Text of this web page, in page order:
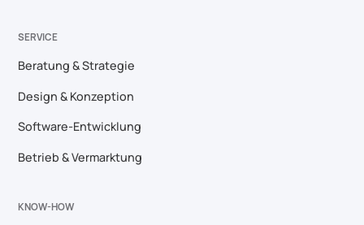
SERVICE
Beratung & Strategie
Design & Konzeption
Software-Entwicklung
Betrieb & Vermarktung
KNOW-HOW